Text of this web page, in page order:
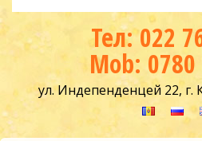
Тел: 022
Mob:
ул. Индепенденцей 22,